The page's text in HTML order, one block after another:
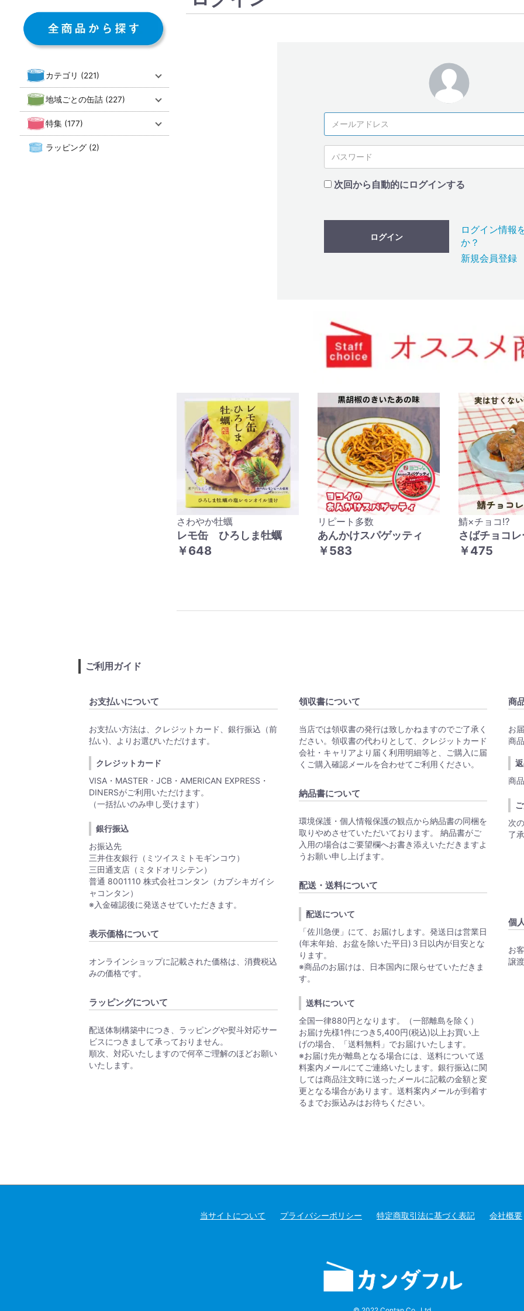
カテゴリ (221)
地域ごとの缶詰 (227)
特集 (177)
ラッピング (2)
次回から自動的にログインする
ログイン
ログイン情報
か？
新規会員登録
さわやか牡蠣
レモ缶 ひろしま牡蠣
￥648
リピート多数
あんかけスパゲッティ
￥583
鯖×チョコ⁉
さばチョコ
￥475
ご利用ガイド
お支払いについて
お支払い方法は、クレジットカード、銀行振込（前
払い)、よりお選びいただけます。
クレジットカード
VISA・MASTER・JCB・AMERICAN EXPRESS・
DINERSがご利用いただけます。
（一括払いのみ申し受けます）
銀行振込
お振込先
三井住友銀行（ミツイスミトモギンコウ）
三田通支店（ミタドオリシテン）
普通 8001110 株式会社コンタン（カブシキガイシ
ャコンタン）
※入金確認後に発送させていただきます。
表示価格について
オンラインショップに記載された価格は、消費税込
みの価格です。
ラッピングについて
配送体制構築中につき、ラッピングや熨斗対応サー
ビスにつきまして承っておりません。
順次、対応いたしますので何卒ご理解のほどお願い
いたします。
領収書について
当店では領収書の発行は致しかねますのでご了承く
ださい。領収書の代わりとして、クレジットカード
会社・キャリアより届く利用明細等と、ご購入に届
くご購入確認メールを合わせてご利用ください。
納品書について
環境保護・個人情報保護の観点から納品書の同梱を
取りやめさせていただいております。 納品書がご
入用の場合はご要望欄へお書き添えいただきますよ
うお願い申し上げます。
配送・送料について
配送について
「佐川急便」にて、お届けします。発送日は営業日
(年末年始、お盆を除いた平日)３日以内が目安とな
ります。
※商品のお届けは、日本国内に限らせていただきま
す。
送料について
全国一律880円となります。（一部離島を除く）
お届け先様1件につき5,400円(税込)以上お買い上
げの場合、「送料無料」でお届けいたします。
※お届け先が離島となる場合には、送料について送
料案内メールにてご連絡いたします。銀行振込に関
しては商品注文時に送ったメールに記載の金額と変
更となる場合があります。送料案内メールが到着す
るまでお振込みはお待ちください。
商
お
商
商
次
了
個
お
譲
当サイトについて プライバシーポリシー 特定商取引法に基づく表記 会社概要